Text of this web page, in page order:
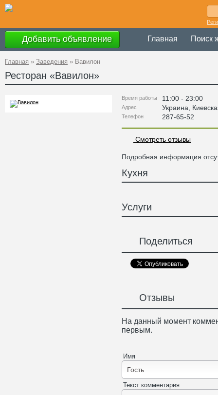
Добавить объявление Главная Поиск
Главная » Заведения » Вавилон
Ресторан «Вавилон»
Время работы 11:00 - 23:00
Адрес Украина
Телефон 287-65-52
Смотреть отзывы
Подробная информация
Кухня
Услуги
Поделиться
Отзывы
На данный момент
первым.
Имя
Текст комментария